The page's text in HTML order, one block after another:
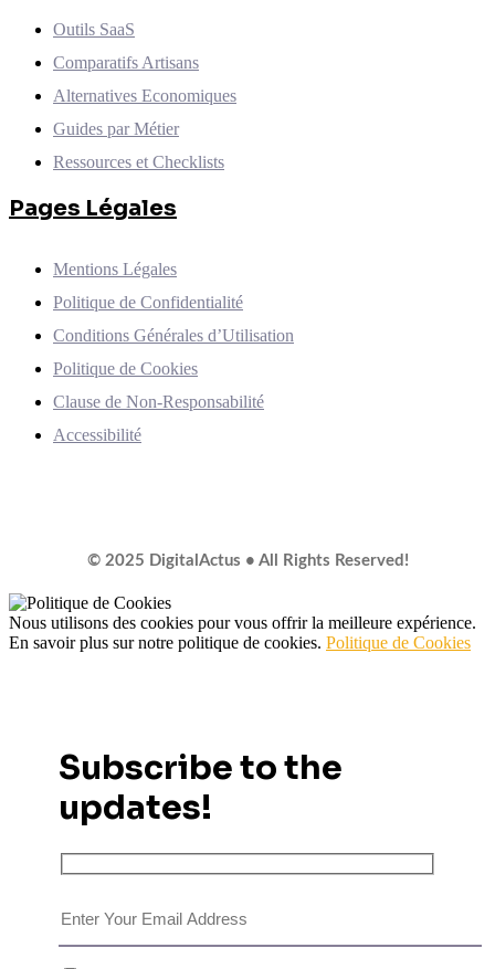
Outils SaaS
Comparatifs Artisans
Alternatives Economiques
Guides par Métier
Ressources et Checklists
Pages Légales
Mentions Légales
Politique de Confidentialité
Conditions Générales d’Utilisation
Politique de Cookies
Clause de Non-Responsabilité
Accessibilité
© 2025 DigitalActus • All Rights Reserved!
Nous utilisons des cookies pour vous offrir la meilleure expérience.
En savoir plus sur notre politique de cookies. Politique de Cookies
Subscribe to the
updates!